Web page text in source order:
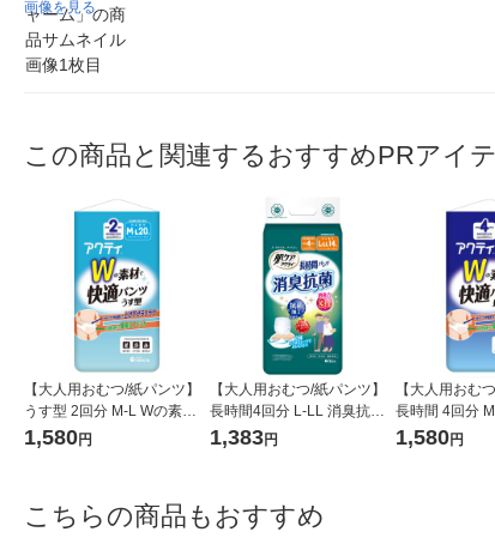
画像を見る
この商品と関連するおすすめPRアイ
【大人用おむつ/紙パンツ】
うす型 2回分 M-L Wの素材
で快適パンツ 1パック(20枚
1,580円
【大人用おむつ/紙パンツ】
長時間4回分 L-LL 消臭抗菌
肌ケアアクティ 1パック(14
1,383円
【大人用おむ
長時間 4回分
で快適パンツ 1
1,580円
こちらの商品もおすすめ